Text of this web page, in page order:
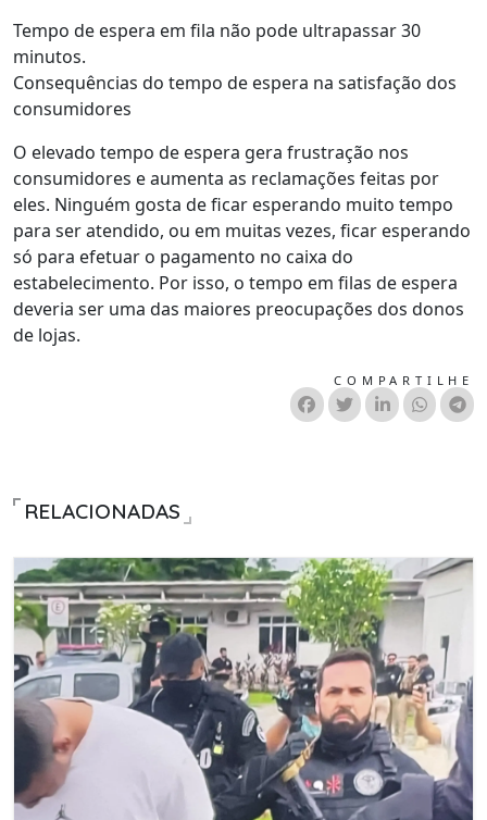
Tempo de espera em fila não pode ultrapassar 30
minutos.
Consequências do tempo de espera na satisfação dos
consumidores
O elevado tempo de espera gera frustração nos
consumidores e aumenta as reclamações feitas por
eles. Ninguém gosta de ficar esperando muito tempo
para ser atendido, ou em muitas vezes, ficar esperando
só para efetuar o pagamento no caixa do
estabelecimento. Por isso, o tempo em filas de espera
deveria ser uma das maiores preocupações dos donos
de lojas.
COMPARTILHE
RELACIONADAS